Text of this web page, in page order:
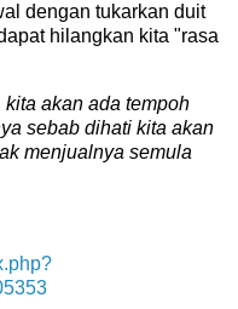
dengan tukarkan duit
hilangkan kita "rasa
kita akan ada tempoh
sebab dihati kita akan
menjualnya semula